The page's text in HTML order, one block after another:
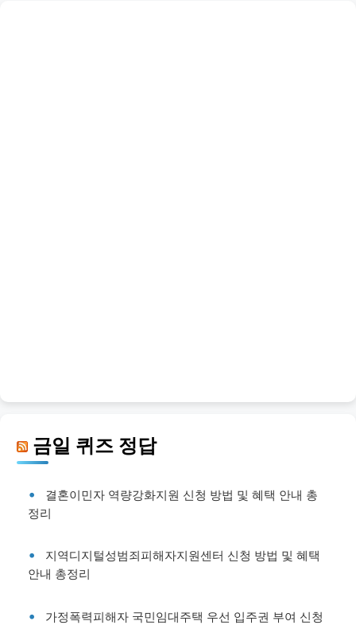
금일 퀴즈 정답
결혼이민자 역량강화지원 신청 방법 및 혜택 안내 총
정리
지역디지털성범죄피해자지원센터 신청 방법 및 혜택
안내 총정리
가정폭력피해자 국민임대주택 우선 입주권 부여 신청